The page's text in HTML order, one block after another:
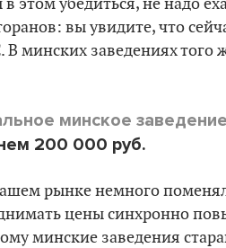
вы увидите, что
В минских заведениях того
минское заведение
200 000 руб.
рынке немного
цены синхронно
минские заведения